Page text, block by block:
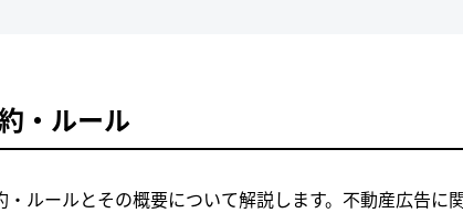
・ルール
ルールとその概要について解説します。不動産広告に